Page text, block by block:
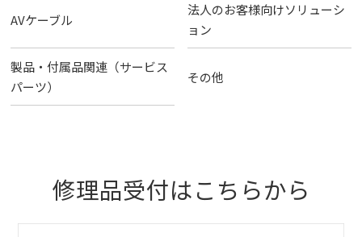
AVケーブル
法人のお客様向けソリューシ
ョン
製品・付属品関連（サービス
パーツ）
その他
修理品受付はこちらから